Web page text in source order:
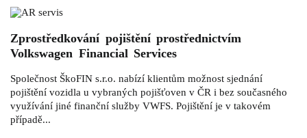
Zprostředkování pojištění prostřednictvím
Volkswagen Financial Services
Společnost ŠkoFIN s.r.o. nabízí klientům možnost sjednání
pojištění vozidla u vybraných pojišťoven v ČR i bez současného
využívání jiné finanční služby VWFS. Pojištění je v takovém
případě...